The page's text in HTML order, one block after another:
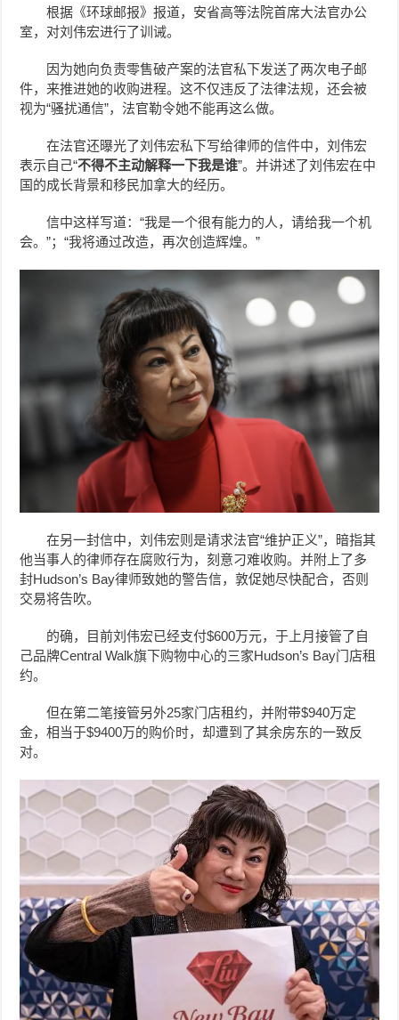
根据《环球邮报》报道，安省高等法院首席大法官办公
室，对刘伟宏进行了训诫。
因为她向负责零售破产案的法官私下发送了两次电子邮
件，来推进她的收购进程。这不仅违反了法律法规，还会被
视为“骚扰通信”，法官勒令她不能再这么做。
在法官还曝光了刘伟宏私下写给律师的信件中，刘伟宏
表示自己“不得不主动解释一下我是谁”。并讲述了刘伟宏在中
国的成长背景和移民加拿大的经历。
信中这样写道：“我是一个很有能力的人，请给我一个机
会。”；“我将通过改造，再次创造辉煌。”
在另一封信中，刘伟宏则是请求法官“维护正义”，暗指其
他当事人的律师存在腐败行为，刻意刁难收购。并附上了多
封Hudson’s Bay律师致她的警告信，敦促她尽快配合，否则
交易将告吹。
的确，目前刘伟宏已经支付$600万元，于上月接管了自
己品牌Central Walk旗下购物中心的三家Hudson’s Bay门店租
约。
但在第二笔接管另外25家门店租约，并附带$940万定
金，相当于$9400万的购价时，却遭到了其余房东的一致反
对。